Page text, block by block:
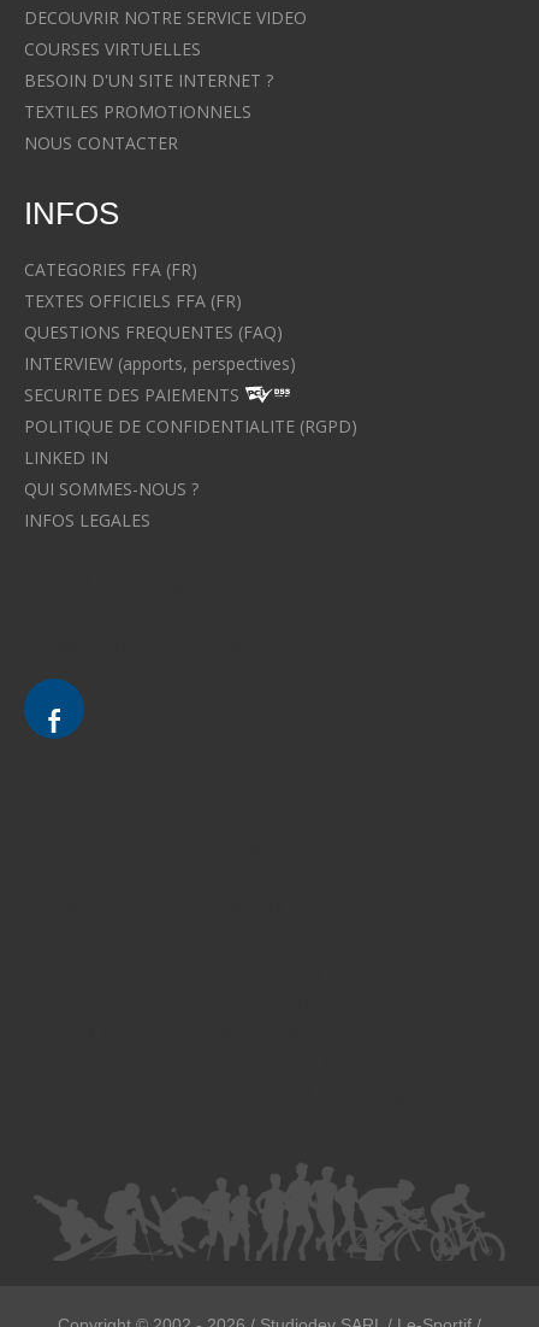
DECOUVRIR NOTRE SERVICE VIDEO
COURSES VIRTUELLES
BESOIN D'UN SITE INTERNET ?
TEXTILES PROMOTIONNELS
NOUS CONTACTER
INFOS
CATEGORIES FFA (FR)
TEXTES OFFICIELS FFA (FR)
QUESTIONS FREQUENTES (FAQ)
INTERVIEW (apports, perspectives)
SECURITE DES PAIEMENTS
POLITIQUE DE CONFIDENTIALITE (RGPD)
LINKED IN
QUI SOMMES-NOUS ?
INFOS LEGALES